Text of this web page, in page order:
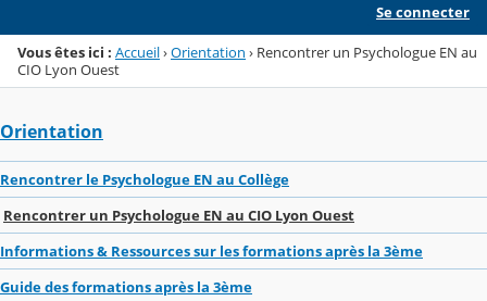
Se connecter
Vous êtes ici : Accueil›Orientation › Rencontrer un Psychologue EN au
CIO Lyon Ouest
Orientation
Rencontrer le Psychologue EN au Collège
Rencontrer un Psychologue EN au CIO Lyon Ouest
Informations & Ressources sur les formations après la 3ème
Guide des formations après la 3ème